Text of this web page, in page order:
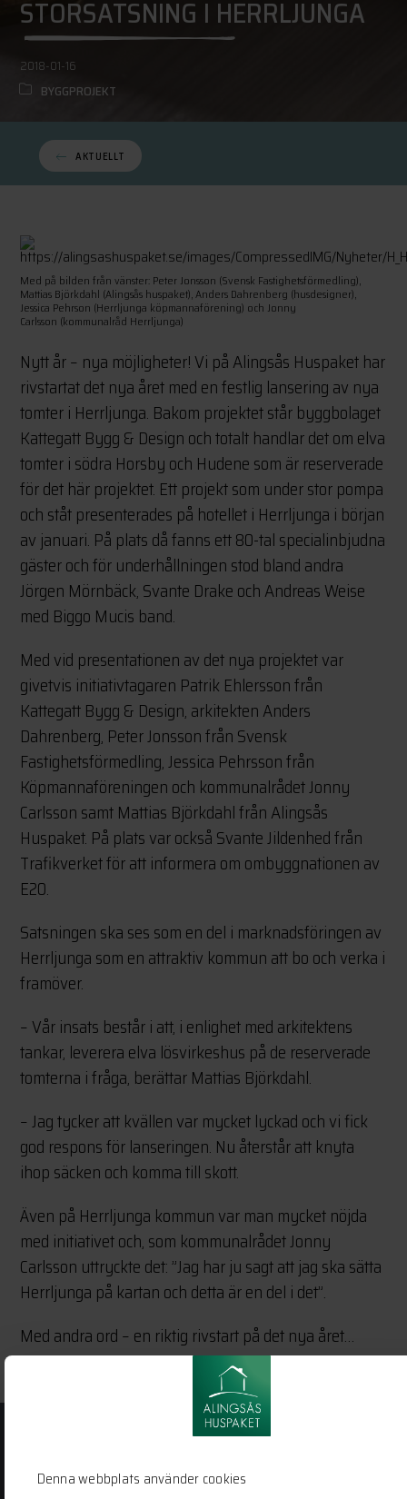
Denna webbplats använder cookies
STORSATSNING I HERRLJUNGA
2018-01-16
BYGGPROJEKT
AKTUELLT
Med på bilden från vänster: Peter Jonsson (Svensk Fastighetsförmedling),
Mattias Björkdahl (Alingsås huspaket), Anders Dahrenberg (husdesigner),
Jessica Pehrson (Herrljunga köpmannaförening) och Jonny
Carlsson (kommunalråd Herrljunga)
Nytt år – nya möjligheter! Vi på Alingsås Huspaket har
rivstartat det nya året med en festlig lansering av nya
tomter i Herrljunga. Bakom projektet står byggbolaget
Kattegatt Bygg & Design och totalt handlar det om elva
tomter i södra Horsby och Hudene som är reserverade
för det här projektet. Ett projekt som under stor pompa
och ståt presenterades på hotellet i Herrljunga i början
av januari. På plats då fanns ett 80-tal specialinbjudna
gäster och för underhållningen stod bland andra
Jörgen Mörnbäck, Svante Drake och Andreas Weise
med Biggo Mucis band.
Med vid presentationen av det nya projektet var
givetvis initiativtagaren Patrik Ehlersson från
Kattegatt Bygg & Design, arkitekten Anders
Dahrenberg, Peter Jonsson från Svensk
Fastighetsförmedling, Jessica Pehrsson från
Köpmannaföreningen och kommunalrådet Jonny
Carlsson samt Mattias Björkdahl från Alingsås
Huspaket. På plats var också Svante Jildenhed från
Trafikverket för att informera om ombyggnationen av
E20.
Satsningen ska ses som en del i marknadsföringen av
Herrljunga som en attraktiv kommun att bo och verka i
framöver.
– Vår insats består i att, i enlighet med arkitektens
tankar, leverera elva lösvirkeshus på de reserverade
tomterna i fråga, berättar Mattias Björkdahl.
– Jag tycker att kvällen var mycket lyckad och vi fick
god respons för lanseringen. Nu återstår att knyta
ihop säcken och komma till skott.
Även på Herrljunga kommun var man mycket nöjda
med initiativet och, som kommunalrådet Jonny
Carlsson uttryckte det: ”Jag har ju sagt att jag ska sätta
Herrljunga på kartan och detta är en del i det”.
Med andra ord – en riktig rivstart på det nya året…
Huspaket